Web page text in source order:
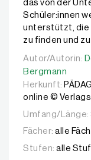
das von der
Schüler:innen
unterstützt, die
zu finden und
Autor/Autorin:
Autor/Autorin:
Bergmann
Herkunft:
online ©
Umfang/Länge:
Fächer: alle
Stufen: alle